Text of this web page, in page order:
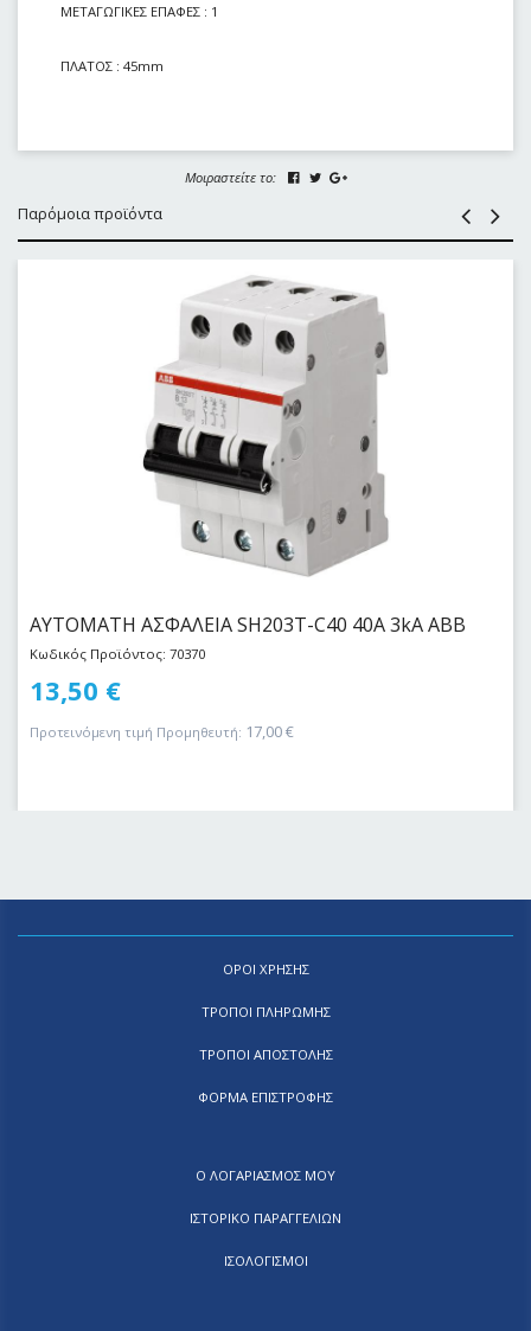
ΜΕΤΑΓΩΓΙΚΕΣ ΕΠΑΦΕΣ : 1
ΠΛΑΤΟΣ : 45mm
Μοιραστείτε το:
Παρόμοια προϊόντα
ΑΥΤΟΜΑΤΗ ΑΣΦΑΛΕΙΑ SH203T-C40 40Α 3kA ABB
Κωδικός Προϊόντος: 70370
13,50 €
Προτεινόμενη τιμή Προμηθευτή: 17,00€
ΟΡΟΙ ΧΡΗΣΗΣ
ΤΡΟΠΟΙ ΠΛΗΡΩΜΗΣ
ΤΡΟΠΟΙ ΑΠΟΣΤΟΛΗΣ
ΦΟΡΜΑ ΕΠΙΣΤΡΟΦΗΣ
Ο ΛΟΓΑΡΙΑΣΜΟΣ ΜΟΥ
ΙΣΤΟΡΙΚΟ ΠΑΡΑΓΓΕΛΙΩΝ
ΙΣΟΛΟΓΙΣΜΟΙ